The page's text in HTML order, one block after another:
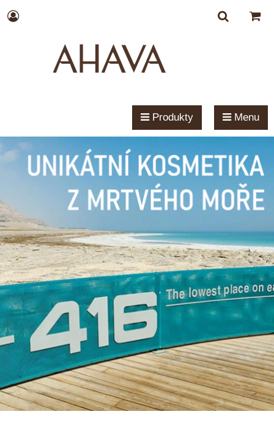
Produkty Menu